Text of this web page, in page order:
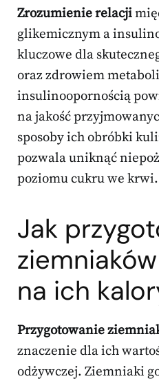
Zrozumienie relacji
glikemicznym a
kluczowe dla
oraz zdrowiem
insulinoopornością
na jakość
sposoby ich obróbki
pozwala uniknąć
poziomu cukru we krwi.
Jak
na ich
Przygotowanie
znaczenie dla ich
odżywczej. Ziemniaki